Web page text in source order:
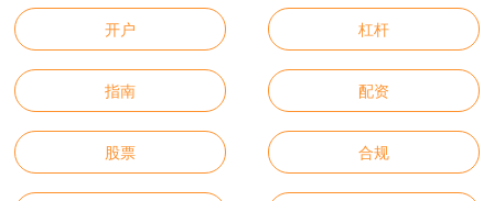
开户 杠杆
指南 配资
股票 合规